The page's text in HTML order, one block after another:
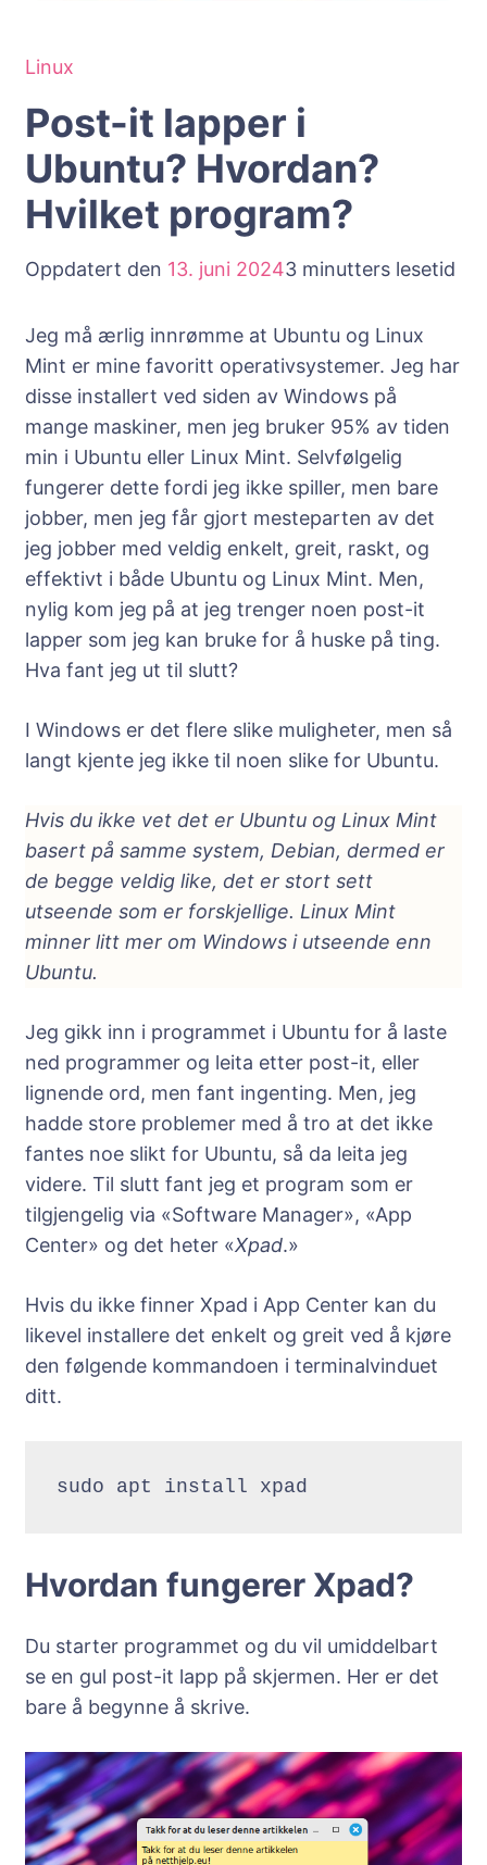
Linux
Post-it lapper i
Ubuntu? Hvordan?
Hvilket program?
Oppdatert den 13. juni 20243 minutters lesetid
Jeg må ærlig innrømme at Ubuntu og Linux
Mint er mine favoritt operativsystemer. Jeg har
disse installert ved siden av Windows på
mange maskiner, men jeg bruker 95% av tiden
min i Ubuntu eller Linux Mint. Selvfølgelig
fungerer dette fordi jeg ikke spiller, men bare
jobber, men jeg får gjort mesteparten av det
jeg jobber med veldig enkelt, greit, raskt, og
effektivt i både Ubuntu og Linux Mint. Men,
nylig kom jeg på at jeg trenger noen post-it
lapper som jeg kan bruke for å huske på ting.
Hva fant jeg ut til slutt?
I Windows er det flere slike muligheter, men så
langt kjente jeg ikke til noen slike for Ubuntu.
Hvis du ikke vet det er Ubuntu og Linux Mint
basert på samme system, Debian, dermed er
de begge veldig like, det er stort sett
utseende som er forskjellige. Linux Mint
minner litt mer om Windows i utseende enn
Ubuntu.
Jeg gikk inn i programmet i Ubuntu for å laste
ned programmer og leita etter post-it, eller
lignende ord, men fant ingenting. Men, jeg
hadde store problemer med å tro at det ikke
fantes noe slikt for Ubuntu, så da leita jeg
videre. Til slutt fant jeg et program som er
tilgjengelig via «Software Manager», «App
Center» og det heter «Xpad.»
Hvis du ikke finner Xpad i App Center kan du
likevel installere det enkelt og greit ved å kjøre
den følgende kommandoen i terminalvinduet
ditt.
sudo apt install xpad
Hvordan fungerer Xpad?
Du starter programmet og du vil umiddelbart
se en gul post-it lapp på skjermen. Her er det
bare å begynne å skrive.